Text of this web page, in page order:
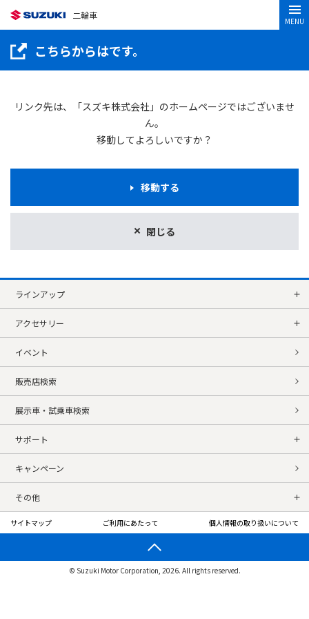
二輪車
MENU
こちらからはです。
リンク先は、「スズキ株式会社」のホームページではございませ
ん。
移動してよろしいですか？
閉じる
移動する
ラインアップ
アクセサリー
イベント
販売店検索
展示車・試乗車検索
サポート
キャンペーン
その他
サイトマップ ご利用にあたって 個人情報の取り扱いについて
© Suzuki Motor Corporation, 2026. All rights reserved.